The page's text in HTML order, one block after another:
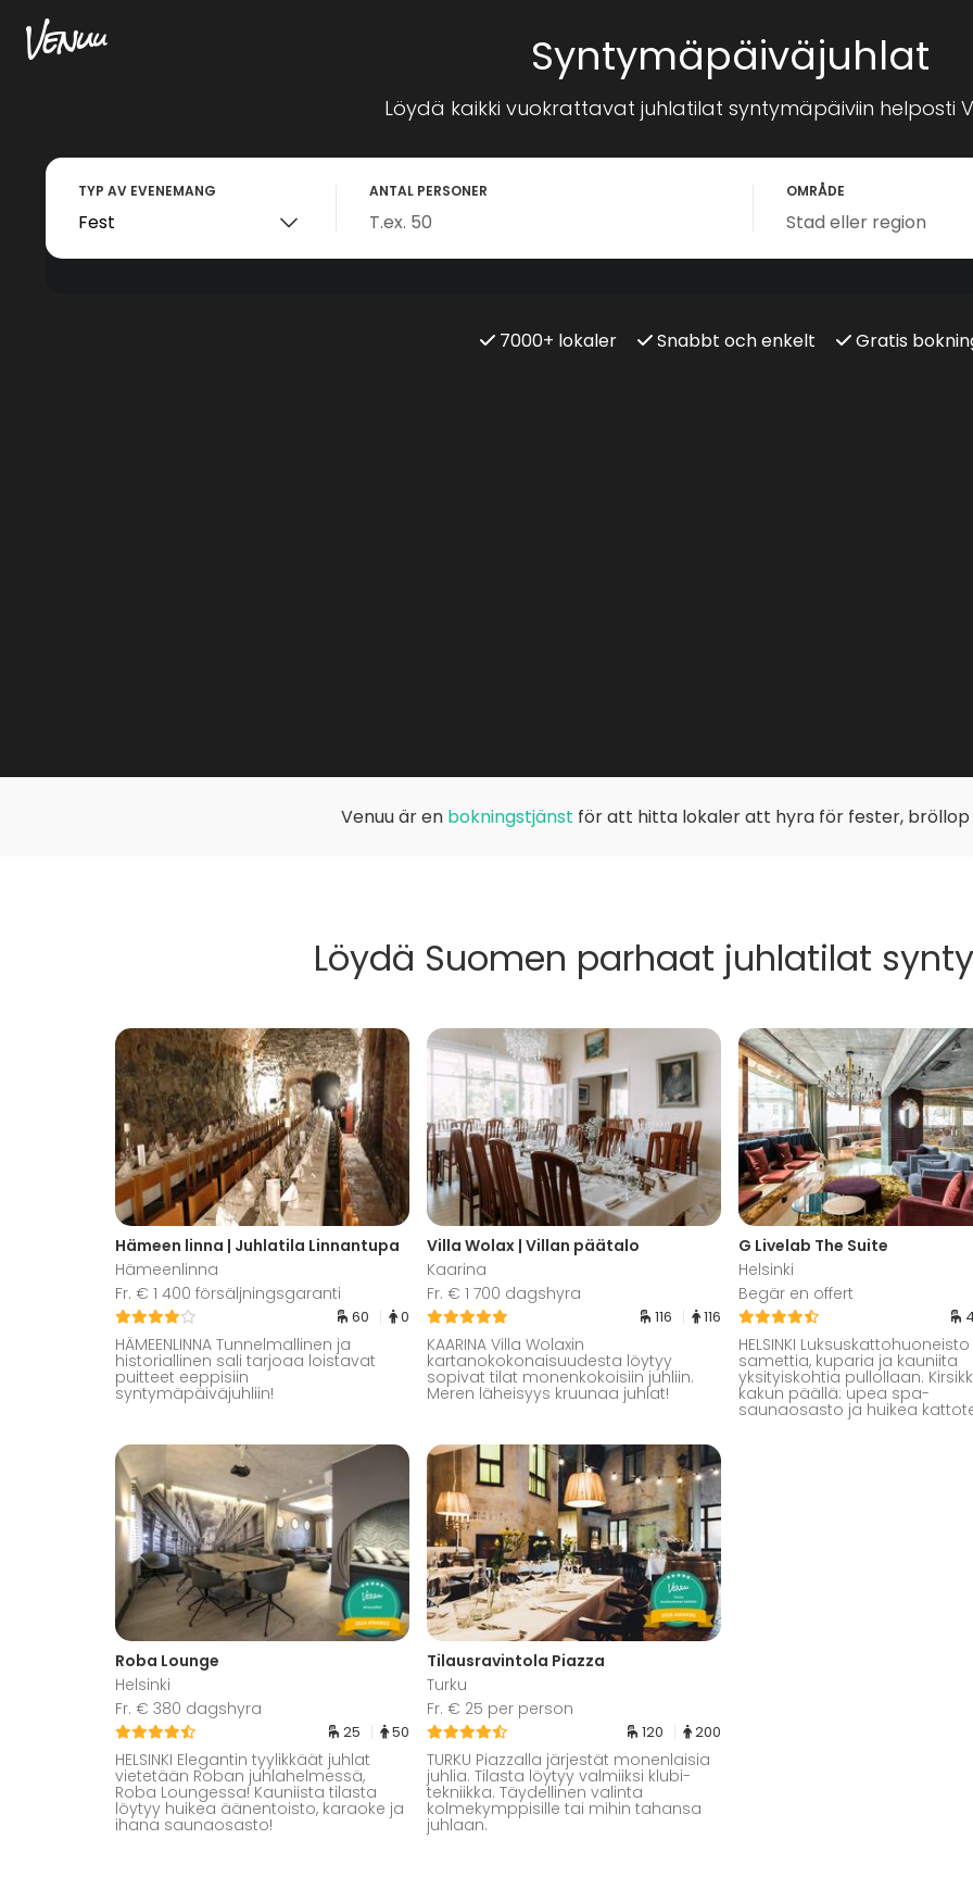
Syntymäpäiväjuhlat
Löydä kaikki vuokrattavat juhlatilat syntymäpäiviin helposti
TYP AV EVENEMANG ANTAL PERSONER OMRÅDE
7000+ lokaler Snabbt och enkelt Gratis
Venuu är en bokningstjänst för att hitta lokaler att hyra för fester, bröllop
Löydä Suomen parhaat juhlatilat
Hämeen linna | Juhlatila Linnantupa
Hämeenlinna
Fr. € 1 400 försäljningsgaranti
60 0
HÄMEENLINNA Tunnelmallinen ja
historiallinen sali tarjoaa loistavat
puitteet eeppisiin
syntymäpäiväjuhliin!
Villa Wolax | Villan päätalo
Kaarina
Fr. € 1 700 dagshyra
116 116
KAARINA Villa Wolaxin
kartanokokonaisuudesta löytyy
sopivat tilat monenkokoisiin juhliin.
Meren läheisyys kruunaa juhlat!
G Livelab The Suite
Helsinki
Begär en offert
HELSINKI
samettia, kuparia ja kauniita
yksityiskohtia pullollaan.
kakun päällä: upea spa-
saunaosasto ja huikea
Roba Lounge
Helsinki
Fr. € 380 dagshyra
25 50
HELSINKI Elegantin tyylikkäät juhlat
vietetään Roban juhlahelmessä,
Roba Loungessa! Kauniista tilasta
löytyy huikea äänentoisto, karaoke ja
ihana saunaosasto!
Tilausravintola Piazza
Turku
Fr. € 25 per person
120 200
TURKU Piazzalla järjestät monenlaisia
juhlia. Tilasta löytyy valmiiksi klubi-
tekniikka. Täydellinen valinta
kolmekymppisille tai mihin tahansa
juhlaan.